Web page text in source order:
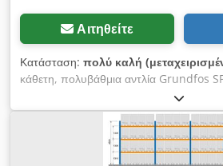
Αιτηθείτε
Κατάσταση: πολύ καλή
κάθετη, πολυβάθμια αντλία Grundfos
κινητήρα Grundfos MG 71A2-14FT85-
αντλία είναι σε άριστη κατάσταση, έχει
για χρήση. Προορίζεται για την
γαλακτωμάτων, τεχνικού νερού και
χρησιμοποιούνται σε μηχανές CNC και